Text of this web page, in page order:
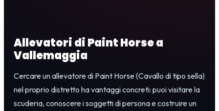
Allevatori di Paint Horse a
Vallemaggia
Cercare un allevatore di Paint Horse (Cavallo di tipo sella)
nel proprio distretto ha vantaggi concreti: puoi visitare la
scuderia, conoscere i soggetti di persona e costruire un